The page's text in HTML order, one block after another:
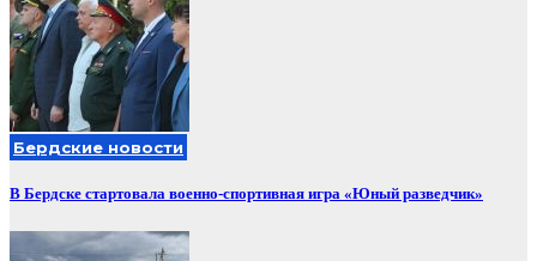
Бердские новости
В Бердске стартовала военно-спортивная игра «Юный разведчик»